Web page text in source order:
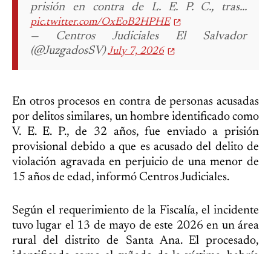
prisión en contra de L. E. P. C., tras…
pic.twitter.com/OxEoB2HPHE
— Centros Judiciales El Salvador
(@JuzgadosSV)July 7, 2026
En otros procesos en contra de personas acusadas
por delitos similares, un hombre identificado como
V. E. E. P., de 32 años, fue enviado a prisión
provisional debido a que es acusado del delito de
violación agravada en perjuicio de una menor de
15 años de edad, informó Centros Judiciales.
Según el requerimiento de la Fiscalía, el incidente
tuvo lugar el 13 de mayo de este 2026 en un área
rural del distrito de Santa Ana. El procesado,